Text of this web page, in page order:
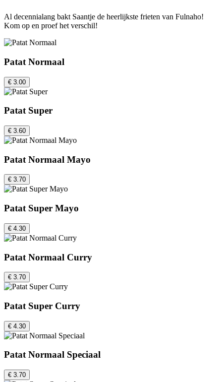
Al decennialang bakt Saantje de heerlijkste frieten van Fulnaho!
Kom op en proef het verschil!
Patat Normaal
€ 3.00
Patat Super
€ 3.60
Patat Normaal Mayo
€ 3.70
Patat Super Mayo
€ 4.30
Patat Normaal Curry
€ 3.70
Patat Super Curry
€ 4.30
Patat Normaal Speciaal
€ 3.70